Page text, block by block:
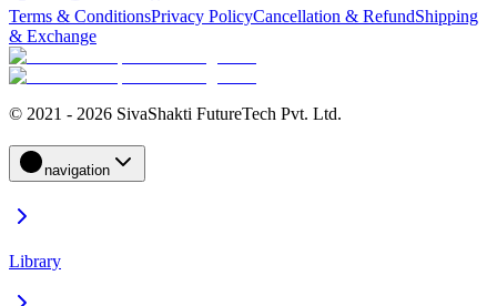
Terms & ConditionsPrivacy PolicyCancellation & RefundShipping
& Exchange
© 2021 - 2026 SivaShakti FutureTech Pvt. Ltd.
navigation
Library